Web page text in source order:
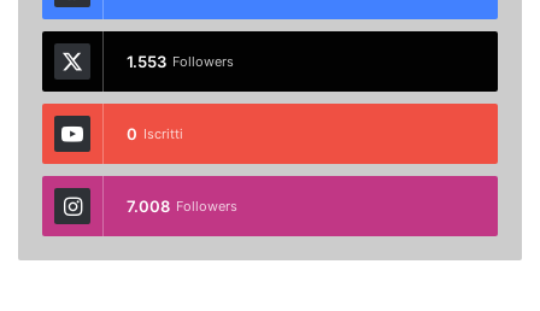
1.553 Followers
0 Iscritti
7.008 Followers